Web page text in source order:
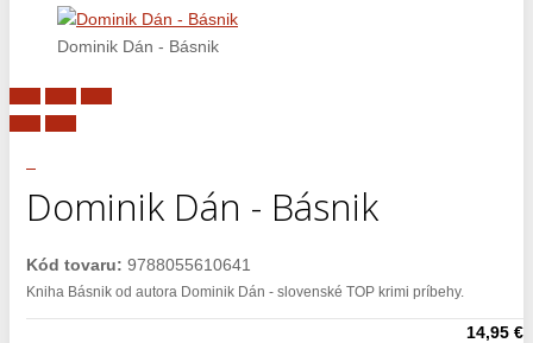
Dominik Dán - Básnik
Dominik Dán - Básnik
Kód tovaru: 9788055610641
Kniha Básnik od autora Dominik Dán - slovenské TOP krimi príbehy.
14,95 €